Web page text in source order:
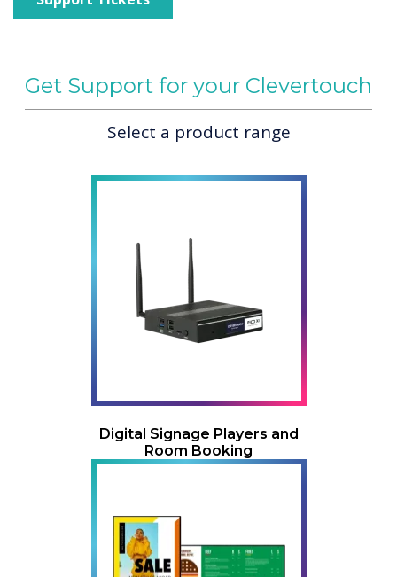
Get Support for your Clevertouch
Select a product range
Digital Signage Players and
Room Booking